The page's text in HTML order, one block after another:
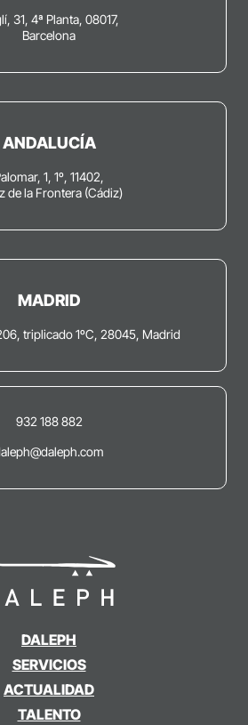
DALEPH
SERVICIOS
ACTUALIDAD
TALENTO
31, 4ª Planta, 08017,
Barcelona
ANDALUCÍA
1, 1º, 11402,
de la Frontera (Cádiz)
MADRID
triplicado 1ºC, 28045, Madrid
932 188 882